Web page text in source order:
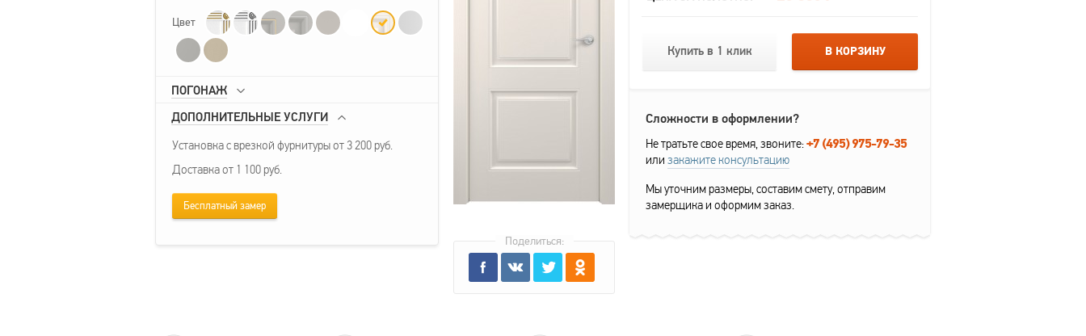
Цвет
ПОГОНАЖ
ДОПОЛНИТЕЛЬНЫЕ УСЛУГИ
Установка с врезкой фурнитуры от 3 200 руб.
Доставка от 1 100 руб.
Бесплатный замер
Поделиться:
Купить в 1 клик В КОРЗИНУ
Сложности в оформлении?
Не тратьте свое время, звоните:+7 (495) 975-79-35
или закажите консультацию
Мы уточним размеры, составим смету, отправим
замерщика и оформим заказ.